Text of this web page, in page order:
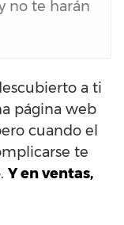
no te harán
a ti
página web
cuando el
te
Y en ventas,